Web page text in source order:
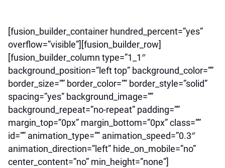
[fusion_builder_container hundred_percent=”yes”
overflow=”visible”][fusion_builder_row]
[fusion_builder_column type=”1_1″
background_position=”left top” background_color=””
border_size=”” border_color=”” border_style=”solid”
spacing=”yes” background_image=””
background_repeat=”no-repeat” padding=””
margin_top=”0px” margin_bottom=”0px” class=””
id=”” animation_type=”” animation_speed=”0.3″
animation_direction=”left” hide_on_mobile=”no”
center_content=”no” min_height=”none”]